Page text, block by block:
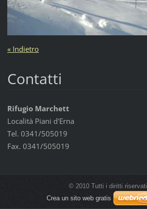
« Indietro
Contatti
Rifugio Marchett
Località Piani d'Erna
Tel. 0341/505019
Fax. 0341/505019
© 2010 Tutti i diritti riservati.
Crea un sito web gratis